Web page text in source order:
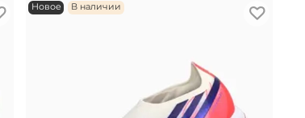
Новое В наличии